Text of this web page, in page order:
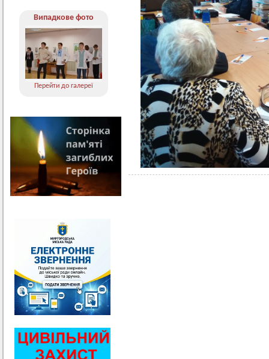
Випадкове фото
Перейти до галереї